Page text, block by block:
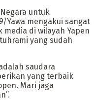
untuk
Yawa mengakui sangat
di wilayah Yapen
yang sudah
saudara
yang terbaik
Mari jaga